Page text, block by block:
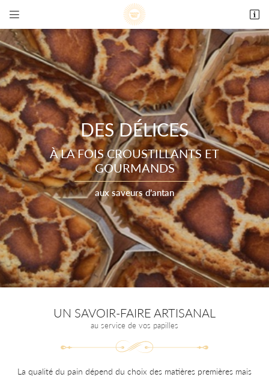
 
78000 Versailles
01 39 50 06 86
 Adresse email de réception
En cochant cette case, vous consentez à recevoir nos propositions commerciales à
l'adresse email indiqué ci-dessus. Vous pouvez vous désinscrire à tout moment en utilisant
le formulaire de désinscription .
INSCRIPTION
DES DÉLICES
À LA FOIS CROUSTILLANTS ET
GOURMANDS
aux saveurs d’antan
UN SAVOIR-FAIRE ARTISANAL
au service de vos papilles
La qualité du pain dépend du choix des matières premières mais